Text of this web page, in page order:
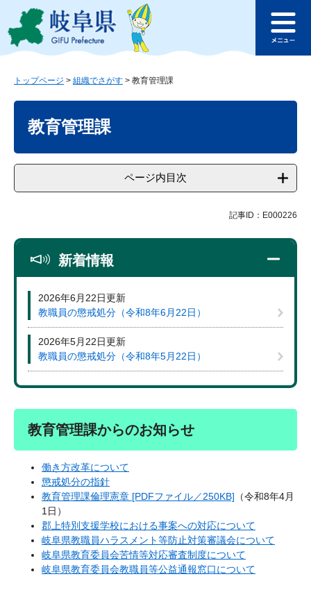
ジ
ュ
このページの本文へ
ュ
トップページ > 組織でさがす > 教育管理課
教育管理課
ページ内目次
記事ID：E000226
新着情報
2026年6月22日更新
教職員の懲戒処分（令和8年6月22日）
2026年5月22日更新
教職員の懲戒処分（令和8年5月22日）
教育管理課からのお知らせ
働き方改革について
懲戒処分の指針
教育管理課倫理憲章 [PDFファイル／250KB] （令和8年4月
1日）
郡上特別支援学校における事案への対応について
岐阜県教職員ハラスメント等防止対策審議会について
岐阜県教育委員会苦情等対応審査制度について
岐阜県教育委員会教職員等公益通報窓口について